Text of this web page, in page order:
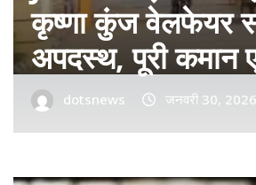
फ़िल्म ‘सागवान’ का
रीयल सिंघम ने
dotsnews जनवरी 14, 2026